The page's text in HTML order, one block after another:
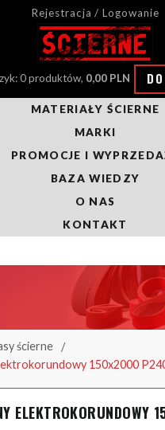
Rejestracja / Logowanie
0 produktów, 0,00 PLN
MATERIAŁY ŚCIERNE
MARKI
PROMOCJE I
BAZA WIEDZY
O NAS
KONTAKT
ścierne
150x2000